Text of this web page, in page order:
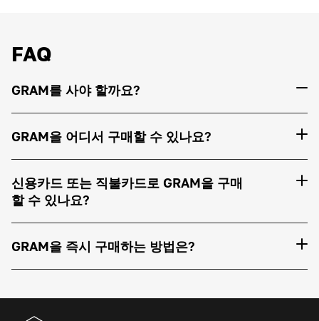
FAQ
GRAM를 사야 할까요?
GRAM을 어디서 구매할 수 있나요?
신용카드 또는 직불카드로 GRAM을 구매
할 수 있나요?
GRAM을 즉시 구매하는 방법은?